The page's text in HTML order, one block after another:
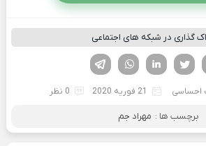
گذاری در شبکه های اجتماعی
لینکدین تویتر
فیسوک
احساسی 21 فوریه 2020 0 نظر
برچسب ها : مهراد جم